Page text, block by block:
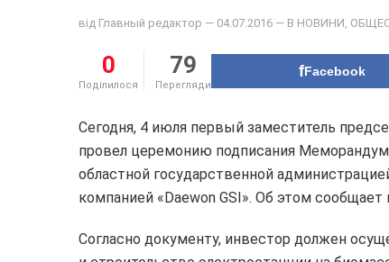
від Главный редактор — 04.07.2016 — В НОВИНИ
0
Поділилося
79
Перегляди
Facebook
Сегодня, 4 июля первый заместитель
провел церемонию подписания
областной государственной
компанией «Daewon GSI». Об этом сообщает
Согласно документу, инвестор должен